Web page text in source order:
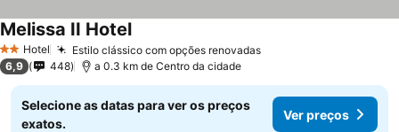
2 Estrelas
Hotel Estilo clássico com opções renovadasVer preços
Melissa II HotelVer preços
6,9 448 a 0.3 km de Centro da cidade
Selecione as datas para ver os preços
exatos.
Ver preços